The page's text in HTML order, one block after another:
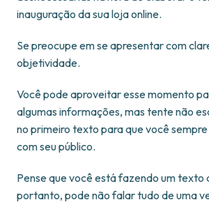
inauguração da sua loja online.
Se preocupe em se apresentar com
objetividade.
Você pode aproveitar esse momento
algumas informações, mas tente não
no primeiro texto para que você
com seu público.
Pense que você está fazendo um texto
portanto, pode não falar tudo de uma